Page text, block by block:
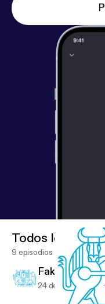
Todos los
9 episodios
Fakelore –
24 de abr de 2016